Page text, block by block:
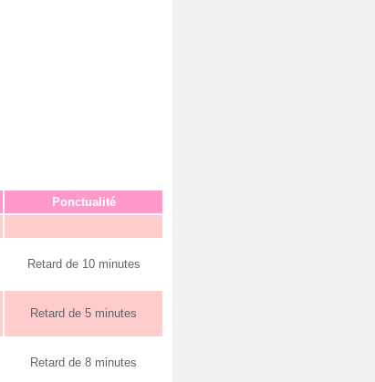
Ponctualité
Retard de 10 minutes
Retard de 5 minutes
Retard de 8 minutes